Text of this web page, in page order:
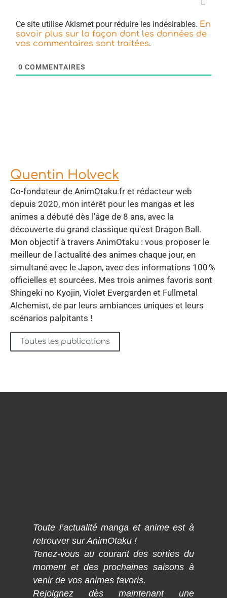
Ce site utilise Akismet pour réduire les indésirables. En
savoir plus sur la façon dont les données de
vos commentaires sont traitées.
0 COMMENTAIRES
Quentin Holveck
Co-fondateur de AnimOtaku.fr et rédacteur web
depuis 2020, mon intérêt pour les mangas et les
animes a débuté dès l'âge de 8 ans, avec la
découverte du grand classique qu'est Dragon Ball.
Mon objectif à travers AnimOtaku : vous proposer le
meilleur de l'actualité des animes chaque jour, en
simultané avec le Japon, avec des informations 100 %
officielles et sourcées. Mes trois animes favoris sont
Shingeki no Kyojin, Violet Evergarden et Fullmetal
Alchemist, de par leurs ambiances uniques et leurs
scénarios palpitants !
Toutes les publications
Toute l’actualité manga et anime est à
retrouver sur AnimOtaku !
Tenez-vous au courant des sorties du
moment et des prochaines saisons à
venir de vos animes favoris.
Rejoignez dès maintenant une